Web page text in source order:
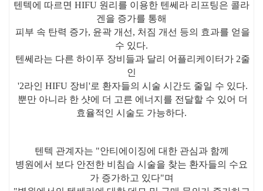
텐텍에 따르면 HIFU 원리를 이용한 텐쎄라 리프팅은 콜라
겐을 증가를 통해
피부 속 탄력 증가, 윤곽 개선, 처짐 개선 등의 효과를 얻을
수 있다.
텐쎄라는 다른 하이푸 장비들과 달리 어플리케이터가 2줄
인
'2라인 HIFU 장비'로 환자들의 시술 시간도 줄일 수 있다.
뿐만 아니라 한 샷에 더 고른 에너지를 전달할 수 있어 더
효율적인 시술도 가능하다.
텐텍 관계자는 "안티에이징에 대한 관심과 함께
병원에서 보다 안전한 비침습 시술을 찾는 환자들의 수요
가 증가하고 있다"며